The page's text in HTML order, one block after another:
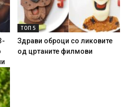
ТОП 5
Здрави оброци со ликовите
од цртаните филмови